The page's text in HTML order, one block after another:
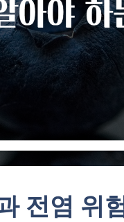
전염 위